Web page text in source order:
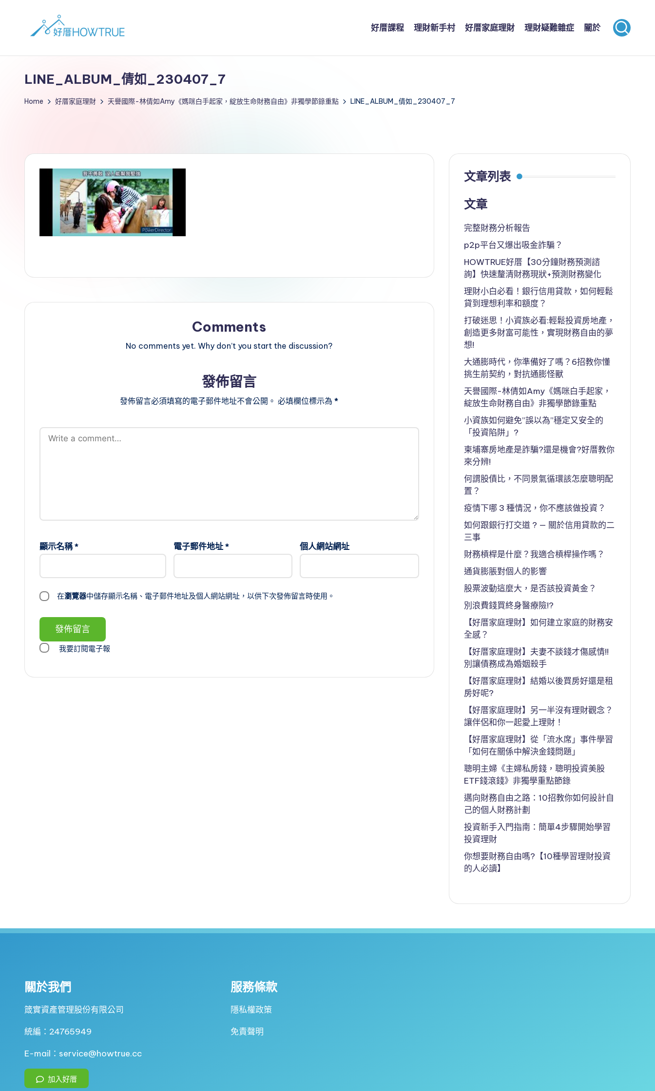
好厝課程 理財新手村 好厝家庭理財 理財疑難雜症 關於
LINE_ALBUM_倩如_230407_7
Home 好厝家庭理財 天譽國際-林倩如Amy《媽咪白手起家，綻放生命財務自由》非獨學節錄重點 LINE_ALBUM_倩如_230407_7
Comments
No comments yet. Why don’t you start the discussion?
發佈留言
發佈留言必須填寫的電子郵件地址不會公開。 必填欄位標示為*
顯示名稱* 電子郵件地址* 個人網站網址
在瀏覽器中儲存顯示名稱、電子郵件地址及個人網站網址，以供下次發佈留言時使用。
我要訂閱電子報
文章列表
文章
完整財務分析報告
p2p平台又爆出吸金詐騙？
HOWTRUE好厝【30分鐘財務預測諮
詢】快速釐清財務現狀+預測財務變化
理財小白必看！銀行信用貸款，如何輕鬆
貸到理想利率和額度？
打破迷思！小資族必看:輕鬆投資房地產，
創造更多財富可能性，實現財務自由的夢
想!
大通膨時代，你準備好了嗎？6招教你懂
挑生前契約，對抗通膨怪獸
天譽國際-林倩如Amy《媽咪白手起家，
綻放生命財務自由》非獨學節錄重點
小資族如何避免”誤以為”穩定又安全的
「投資陷阱」?
柬埔寨房地產是詐騙?還是機會?好厝教你
來分辨!
何謂股債比，不同景氣循環該怎麼聰明配
置？
疫情下哪 3 種情況，你不應該做投資？
如何跟銀行打交道 ? — 關於信用貸款的二
三事
財務槓桿是什麼？我適合槓桿操作嗎？
通貨膨脹對個人的影響
股票波動這麼大，是否該投資黃金？
別浪費錢買終身醫療險!?
【好厝家庭理財】如何建立家庭的財務安
全感？
【好厝家庭理財】夫妻不談錢才傷感情!!
別讓債務成為婚姻殺手
【好厝家庭理財】結婚以後買房好還是租
房好呢?
【好厝家庭理財】另一半沒有理財觀念？
讓伴侶和你一起愛上理財！
【好厝家庭理財】從「流水席」事件學習
「如何在關係中解決金錢問題」
聰明主婦《主婦私房錢，聰明投資美股
ETF錢滾錢》非獨學重點節錄
邁向財務自由之路：10招教你如何設計自
己的個人財務計劃
投資新手入門指南：簡單4步驟開始學習
投資理財
你想要財務自由嗎?【10種學習理財投資
的人必讀】
關於我們
箴實資產管理股份有限公司
統編：24765949
E-mail：service@howtrue.cc
加入好厝
服務條款
隱私權政策
免責聲明